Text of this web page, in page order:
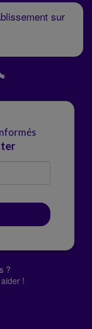
sur
?
!